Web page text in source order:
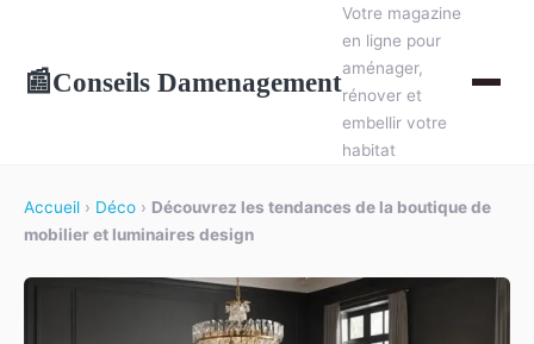
📰Conseils Damenagement
Votre magazine
en ligne pour
aménager,
rénover et
embellir votre
habitat
Accueil › Déco › Découvrez les tendances de la boutique de
mobilier et luminaires design